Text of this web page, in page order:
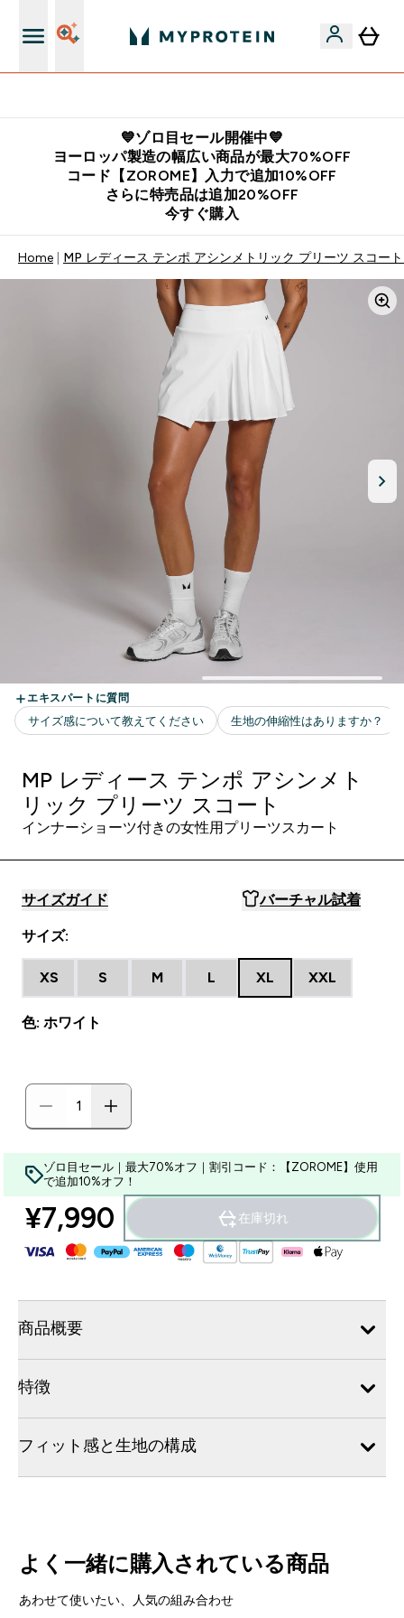
💙ゾロ目セール開催中💙
ヨーロッパ製造の幅広い商品が最大70%OFF
コード【ZOROME】入力で追加10%OFF
さらに特売品は追加20%OFF
今すぐ購入
Home MP レディース テンポ アシンメトリック プリーツ スコー
MP レディース テンポ アシンメト
リック プリーツ スコート
インナーショーツ付きの女性用プリーツスカート
サイズガイド バーチャル試着
サイズ:
XS S M L XL XXL
色: ホワイト
ゾロ目セール｜最大70%オフ｜割引コード：【ZOROME】使用
で追加10%オフ！
¥7,990‎ 在庫切れ
商品概要
特徴
フィット感と生地の構成
よく一緒に購入されている商品
あわせて使いたい、人気の組み合わせ